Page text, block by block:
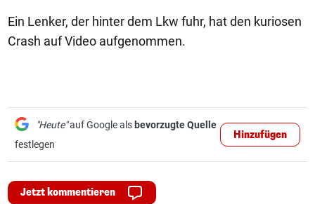
Ein Lenker, der hinter dem Lkw fuhr, hat den kuriosen
Crash auf Video aufgenommen.
"Heute"auf Google als bevorzugte Quelle
festlegen
Hinzufügen
Jetzt kommentieren